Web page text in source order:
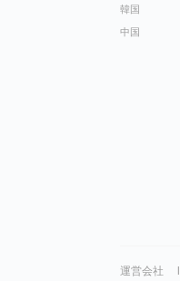
韓国
中国
運営会社